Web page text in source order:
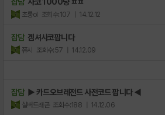
초롱ol 조회수:107 | 14.12.12
잡담 겜셔사코팝니다
쮸시 조회수:57 | 14.12.09
잡담 ▶ 카드오브레전드 사전코드 팝니다 ◀
실버드래곤 조회수:188 | 14.12.06